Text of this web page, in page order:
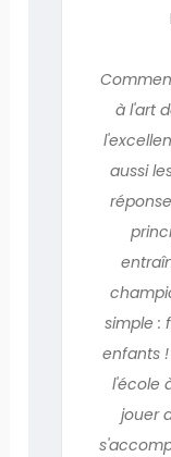
à l'art
aussi
simple :
enfants
l'école
jouer